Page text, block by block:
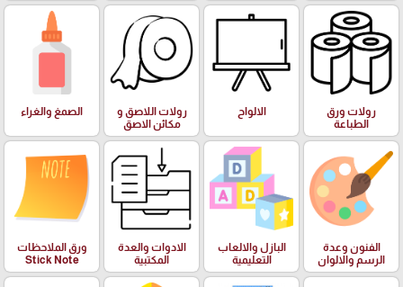
رولات ورق
الطباعة
الالواح
رولات اللاصق و
مكائن الاصق
الصمغ والغراء
الفنون وعدة
الرسم والالوان
البازل والالعاب
التعليمية
الادوات والعدة
المكتبية
ورق الملاحظات
Stick Note